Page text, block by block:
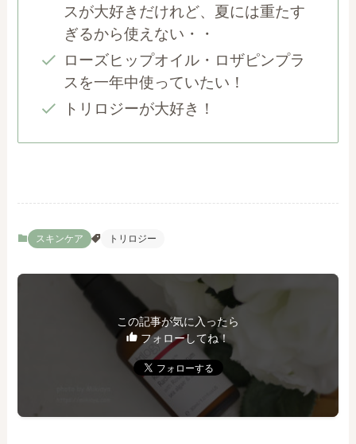
スが大好きだけれど、夏には重たす
ぎるから使えない・・
ローズヒップオイル・ロザピンプラ
スを一年中使っていたい！
トリロジーが大好き！
スキンケア トリロジー
この記事が気に入ったら
フォローしてね！